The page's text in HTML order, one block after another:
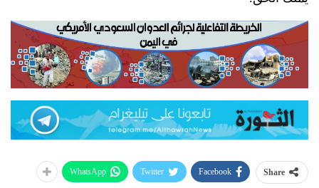
Share
Facebook
Twitter
WhatsApp